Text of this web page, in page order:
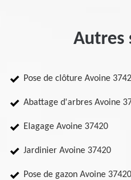
Autres
Pose de clôture Avoine
Abattage d'arbres Avoine
Elagage Avoine 37420
Jardinier Avoine 37420
Pose de gazon Avoine 37420